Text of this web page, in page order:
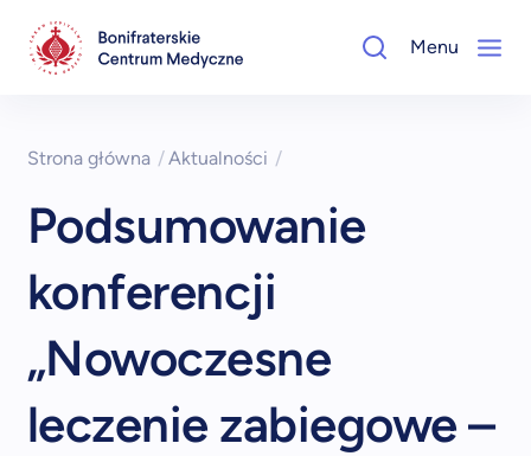
Menu
Strona główna /Aktualności /
Podsumowanie
konferencji
„Nowoczesne
leczenie zabiegowe –